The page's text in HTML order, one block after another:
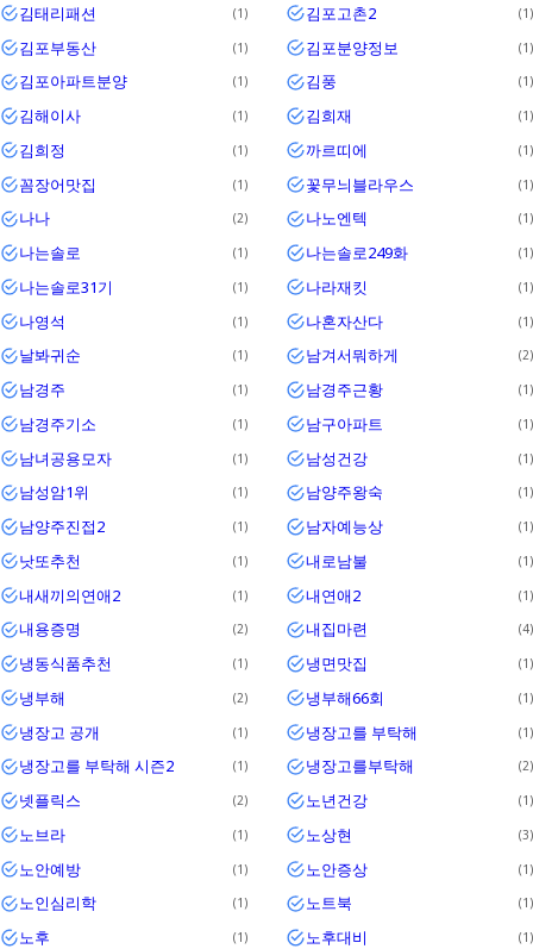
김태리패션 1 김포고촌2 1
김포부동산 1 김포분양정보 1
김포아파트분양 1 김풍 1
김해이사 1 김희재 1
김희정 1 까르띠에 1
꼼장어맛집 1 꽃무늬블라우스 1
나나 2 나노엔텍 1
나는솔로 1 나는솔로249화 1
나는솔로31기 1 나라재킷 1
나영석 1 나혼자산다 1
날봐귀순 1 남겨서뭐하게 2
남경주 1 남경주근황 1
남경주기소 1 남구아파트 1
남녀공용모자 1 남성건강 1
남성암1위 1 남양주왕숙 1
남양주진접2 1 남자예능상 1
낫또추천 1 내로남불 1
내새끼의연애2 1 내연애2 1
내용증명 2 내집마련 4
냉동식품추천 1 냉면맛집 1
냉부해 2 냉부해66회 1
냉장고 공개 1 냉장고를 부탁해 1
냉장고를 부탁해 시즌2 1 냉장고를부탁해 2
넷플릭스 2 노년건강 1
노브라 1 노상현 3
노안예방 1 노안증상 1
노인심리학 1 노트북 1
노후 1 노후대비 1